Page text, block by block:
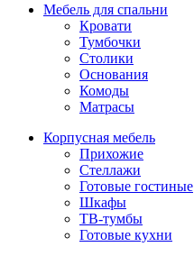
Мебель для спальни
Кровати
Тумбочки
Столики
Основания
Комоды
Матрасы
Корпусная мебель
Прихожие
Стеллажи
Готовые гостиные
Шкафы
ТВ-тумбы
Готовые кухни